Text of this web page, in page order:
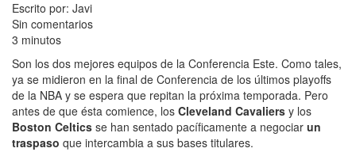
Escrito por: Javi
Sin comentarios
3 minutos
Son los dos mejores equipos de la Conferencia Este. Como tales,
ya se midieron en la final de Conferencia de los últimos playoffs
de la NBA y se espera que repitan la próxima temporada. Pero
antes de que ésta comience, los Cleveland Cavaliers y los
Boston Celtics se han sentado pacíficamente a negociar un
traspaso que intercambia a sus bases titulares.